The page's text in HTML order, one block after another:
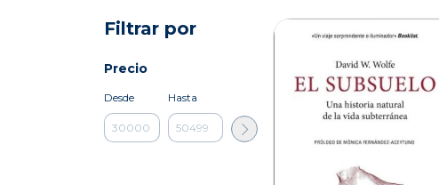
Filtrar por
Precio
Desde Hasta